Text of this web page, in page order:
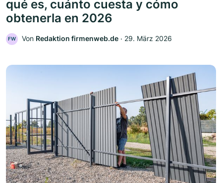
qué es, cuánto cuesta y cómo
obtenerla en 2026
FW Von Redaktion firmenweb.de ‧ 29. März 2026